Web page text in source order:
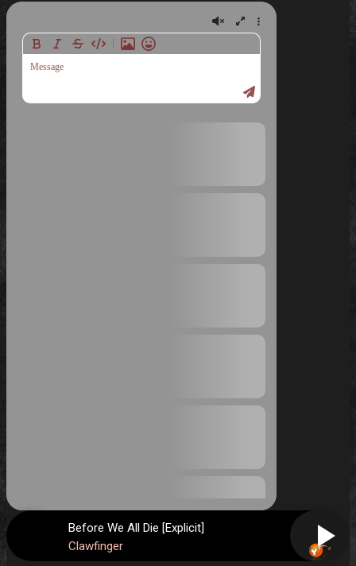
Before We All Die [Explicit]
Clawfinger